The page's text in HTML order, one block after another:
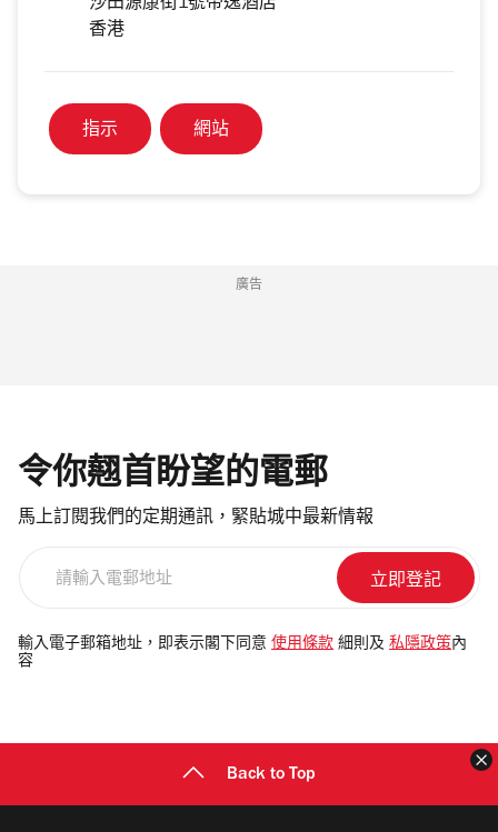
沙田源康街1號帝逸酒店
香港
指示 網站
廣告
令你翹首盼望的電郵
馬上訂閱我們的定期通訊，緊貼城中最新情報
電
郵
輸入電子郵箱地址，即表示閣下同意 使用條款 細則及 私隱政策 內
容
Back to Top